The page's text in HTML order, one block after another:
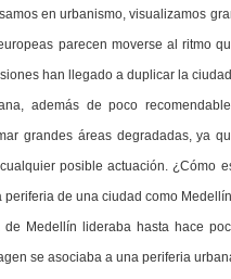
en urbanismo, visualizamos
parecen moverse al ritmo
han llegado a duplicar la
además de poco
grandes áreas degradadas, ya
posible actuación. ¿Cómo
periferia de una ciudad como
de Medellín lideraba hasta hace
se asociaba a una periferia